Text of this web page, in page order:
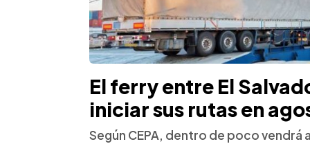
El ferry entre El
iniciar sus rutas en
Según CEPA, dentro de poco vendrá